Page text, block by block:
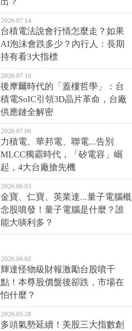
CoWoS、CoPoS、CoWoP誰勝
出？
2026.07.14
台積電法說會行情怎麼走？如果
AI泡沫會跌多少？內行人：長期
持有看3大指標
2026.07.10
後摩爾時代的「蓋樓哲學」：台
積電SoIC引領3D晶片革命，台廠
供應鏈全解密
2026.07.06
MLCC獨霸時代，「矽電容」崛
起，4大台廠搶先機
2026.06.03
念股噴發！量子電腦是什麼？誰
能大啖利多？
2026.06.02